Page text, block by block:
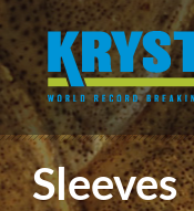
Sleeves